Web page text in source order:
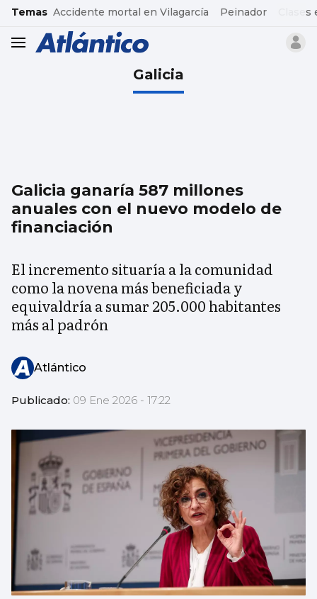
common.go-to-content
Temas Accidente mortal en Vilagarcía Peinador
header.menu.open
Galicia
Galicia ganaría 587 millones
anuales con el nuevo modelo de
financiación
El incremento situaría a la comunidad
como la novena más beneficiada y
equivaldría a sumar 205.000 habitantes
más al padrón
Atlántico
Publicado: 09 Ene 2026 - 17:22